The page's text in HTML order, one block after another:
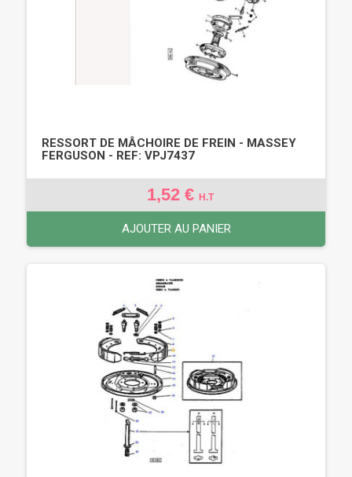
RESSORT DE MÂCHOIRE DE FREIN - MASSEY
FERGUSON - REF: VPJ7437
1,52 € H.T
AJOUTER AU PANIER